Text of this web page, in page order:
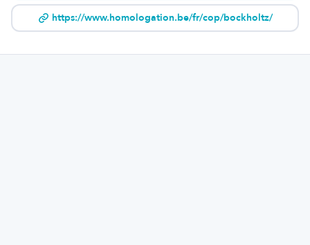
https://www.homologation.be/fr/cop/bockholtz/